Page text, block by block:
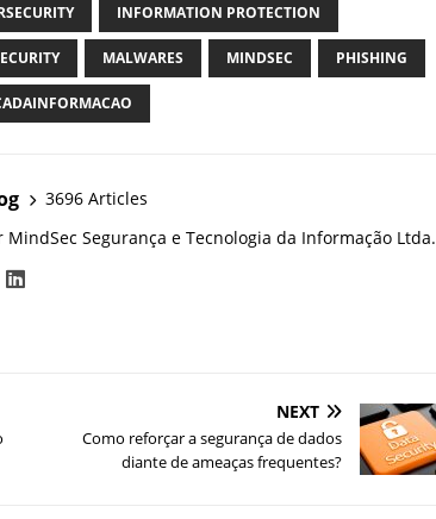
INFORMATION PROTECTION
MALWARES MINDSEC PHISHING
3696 Articles
Segurança e Tecnologia da Informação Ltda.
NEXT
Como reforçar a segurança de dados
diante de ameaças frequentes?